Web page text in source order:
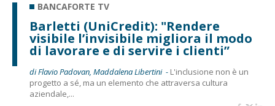
BANCAFORTE TV
Barletti (UniCredit): "Rendere
visibile l’invisibile migliora il modo
di lavorare e di servire i clienti”
di Flavio Padovan, Maddalena Libertini - L'inclusione non è un
progetto a sé, ma un elemento che attraversa cultura
aziendale,...